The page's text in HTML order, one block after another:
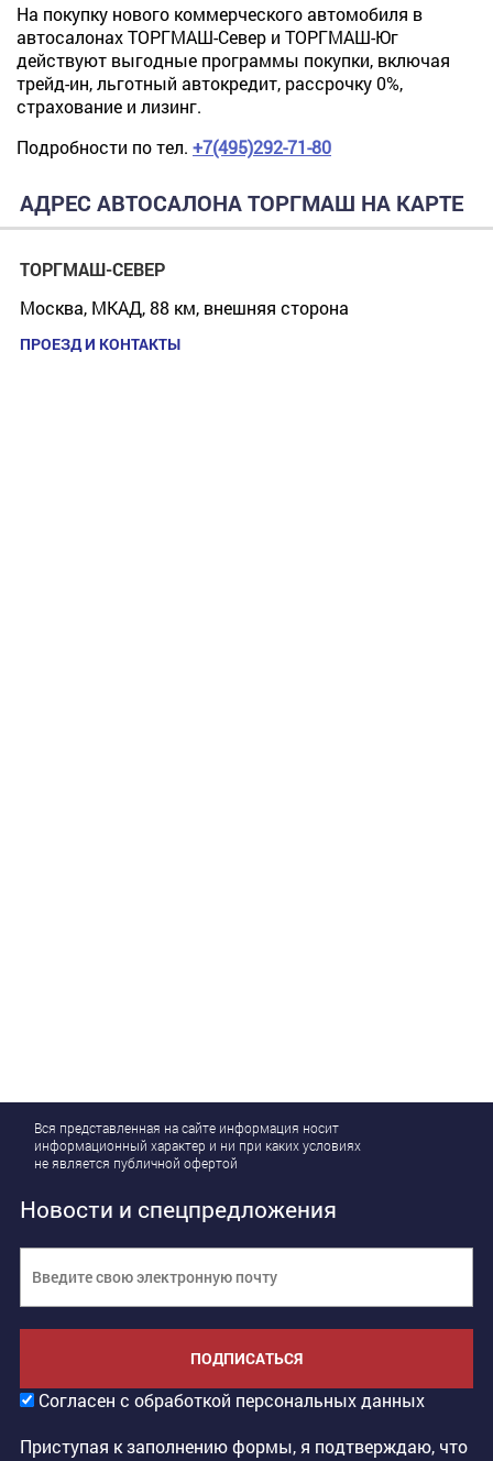
На покупку нового коммерческого автомобиля в
автосалонах ТОРГМАШ-Север и ТОРГМАШ-Юг
действуют выгодные программы покупки, включая
трейд-ин, льготный автокредит, рассрочку 0%,
страхование и лизинг.
Подробности по тел. +7(495)292-71-80
АДРЕС АВТОСАЛОНА ТОРГМАШ НА КАРТЕ
ТОРГМАШ-СЕВЕР
Москва, МКАД, 88 км, внешняя сторона
ПРОЕЗД И КОНТАКТЫ
Вся представленная на сайте информация носит
информационный характер и ни при каких условиях
не является публичной офертой
Новости и спецпредложения
ПОДПИСАТЬСЯ
Согласен с обработкой персональных данных
Приступая к заполнению формы, я подтверждаю, что